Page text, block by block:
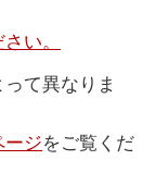
い。
て異なりま
ージをご覧くだ